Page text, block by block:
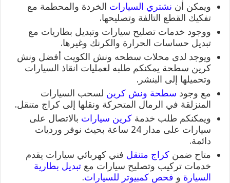
ويمكن أن نشتري السيارات الخردة والمحطمة مع
تفكيك القطع التالفة وتصليحها.
ووجود خدمات تصليح سيارات وتبديل بطاريات مع
تبديل حساسات الحرارة والكرنك وغيرها.
ويوجد لدى محلات سطحه ونش الكويت أفضل ونش
كرين سطحة يمكنكم طلبه لعمليات انقاذ السيارات
وتحميلها إلى البنشر.
مع وجود سطحة ونش كرين لسحب السيارات
المنزلقة في الرمال المتحركة ونقلها إلى كراج متنقل.
ويمكنكم طلب خدمةكرين سيارات بالاتصال على
سيارات على مدار 24 ساعة بحيث نوفر ورديات
دائمة.
متاح ضمنكراج متنقل فني كهربائي سيارات يقدم
خدمات تركيب وتصليح سيارات معتبديل بطارية
السيارة و فحص كمبيوتر للسيارات.